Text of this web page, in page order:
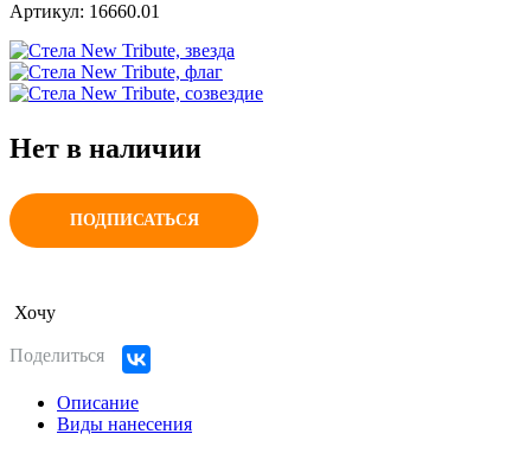
Артикул: 16660.01
Нет в наличии
ПОДПИСАТЬСЯ
Хочу
Поделиться
Описание
Виды нанесения